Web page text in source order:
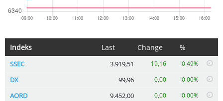
Indeks Last Change %
SSEC 3.919,51 19,16 0.49%
DX 99,96 0,00 0.00%
AORD 9.452,00 0,00 0.00%